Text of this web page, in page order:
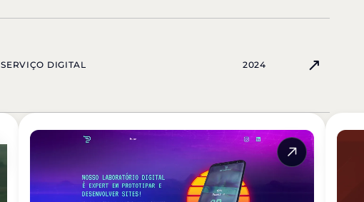
SERVIÇO DIGITAL 2024 ↗